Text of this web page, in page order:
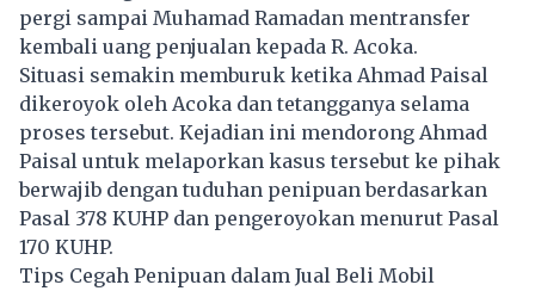
pergi sampai Muhamad Ramadan mentransfer
kembali uang penjualan kepada R. Acoka.
Situasi semakin memburuk ketika Ahmad Paisal
dikeroyok oleh Acoka dan tetangganya selama
proses tersebut. Kejadian ini mendorong Ahmad
Paisal untuk melaporkan kasus tersebut ke pihak
berwajib dengan tuduhan penipuan berdasarkan
Pasal 378 KUHP dan pengeroyokan menurut Pasal
170 KUHP.
Tips Cegah Penipuan dalam Jual Beli Mobil